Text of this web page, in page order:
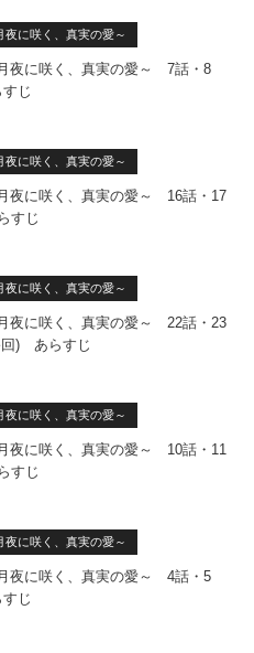
夜に咲く、真実の愛～
夜に咲く、真実の愛～ 7話・8
じ
夜に咲く、真実の愛～
夜に咲く、真実の愛～ 16話・17
すじ
夜に咲く、真実の愛～
夜に咲く、真実の愛～ 22話・23
回) あらすじ
夜に咲く、真実の愛～
夜に咲く、真実の愛～ 10話・11
すじ
夜に咲く、真実の愛～
夜に咲く、真実の愛～ 4話・5
じ